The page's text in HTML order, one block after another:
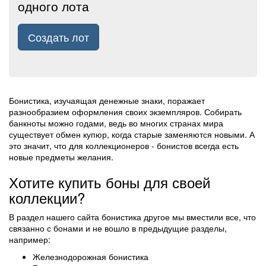
одного лота
Создать лот
Бонистика, изучаящая денежные знаки, поражает
разнообразием оформления своих экземпляров. Собирать
банкноты можно годами, ведь во многих странах мира
существует обмен купюр, когда старые заменяются новыми. А
это значит, что для коллекционеров - бонистов всегда есть
новые предметы желания.
Хотите купить боны для своей
коллекции?
В раздел нашего сайта бонистика другое мы вместили все, что
связанно с бонами и не вошло в предыдущие разделы,
например:
Железнодорожная бонистика